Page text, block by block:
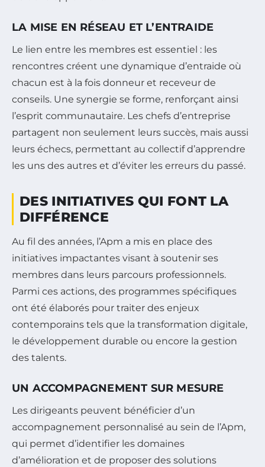
LA MISE EN RÉSEAU ET L’ENTRAIDE
Le lien entre les membres est essentiel : les
rencontres créent une dynamique d’entraide où
chacun est à la fois donneur et receveur de
conseils. Une synergie se forme, renforçant ainsi
l’esprit communautaire. Les chefs d’entreprise
partagent non seulement leurs succès, mais aussi
leurs échecs, permettant au collectif d’apprendre
les uns des autres et d’éviter les erreurs du passé.
DES INITIATIVES QUI FONT LA
DIFFÉRENCE
Au fil des années, l’Apm a mis en place des
initiatives impactantes visant à soutenir ses
membres dans leurs parcours professionnels.
Parmi ces actions, des programmes spécifiques
ont été élaborés pour traiter des enjeux
contemporains tels que la transformation digitale,
le développement durable ou encore la gestion
des talents.
UN ACCOMPAGNEMENT SUR MESURE
Les dirigeants peuvent bénéficier d’un
accompagnement personnalisé au sein de l’Apm,
qui permet d’identifier les domaines
d’amélioration et de proposer des solutions